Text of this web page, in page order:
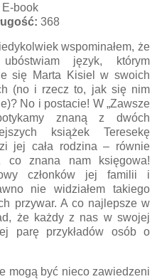
E-book
368
wspominałem, że
język, którym
się Marta Kisiel w swoich
(no i rzecz to, jak się nim
No i postacie! W „Zawsze
znaną z dwóch
książek Teresekę
jej cała rodzina – równie
znana nam księgowa!
członków jej familii i
nie widziałem takiego
przywar. A co najlepsze w
że każdy z nas w swojej
parę przykładów osób o
mogą być nieco zawiedzeni